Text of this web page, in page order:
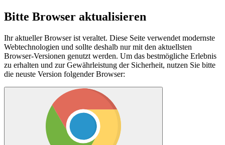
Bitte Browser aktualisieren
Ihr aktueller Browser ist veraltet. Diese Seite verwendet modernste
Webtechnologien und sollte deshalb nur mit den aktuellsten
Browser-Versionen genutzt werden. Um das bestmögliche Erlebnis
zu erhalten und zur Gewährleistung der Sicherheit, nutzen Sie bitte
die neuste Version folgender Browser: